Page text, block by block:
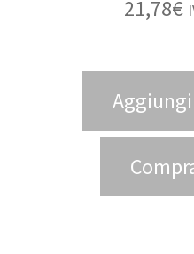
21,78€